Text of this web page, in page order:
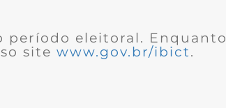
período eleitoral. Enquanto
site www.gov.br/ibict.